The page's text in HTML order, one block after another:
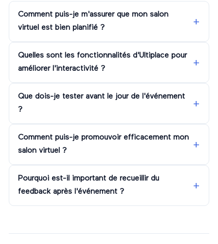
Comment puis-je m'assurer que mon salon
virtuel est bien planifié ?
Quelles sont les fonctionnalités d'Ultiplace pour
améliorer l'interactivité ?
Que dois-je tester avant le jour de l'événement
?
Comment puis-je promouvoir efficacement mon
salon virtuel ?
Pourquoi est-il important de recueillir du
feedback après l'événement ?